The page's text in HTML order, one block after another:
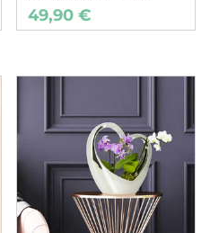
49,90 €